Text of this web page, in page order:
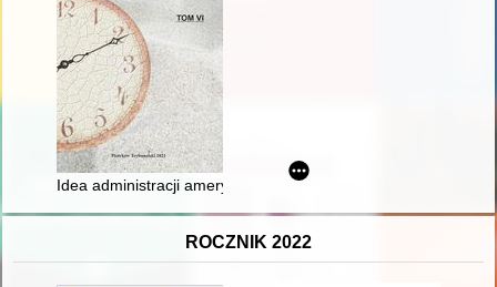
Idea administracji amerykańskiej w opozycji do idei
ROCZNIK 2022